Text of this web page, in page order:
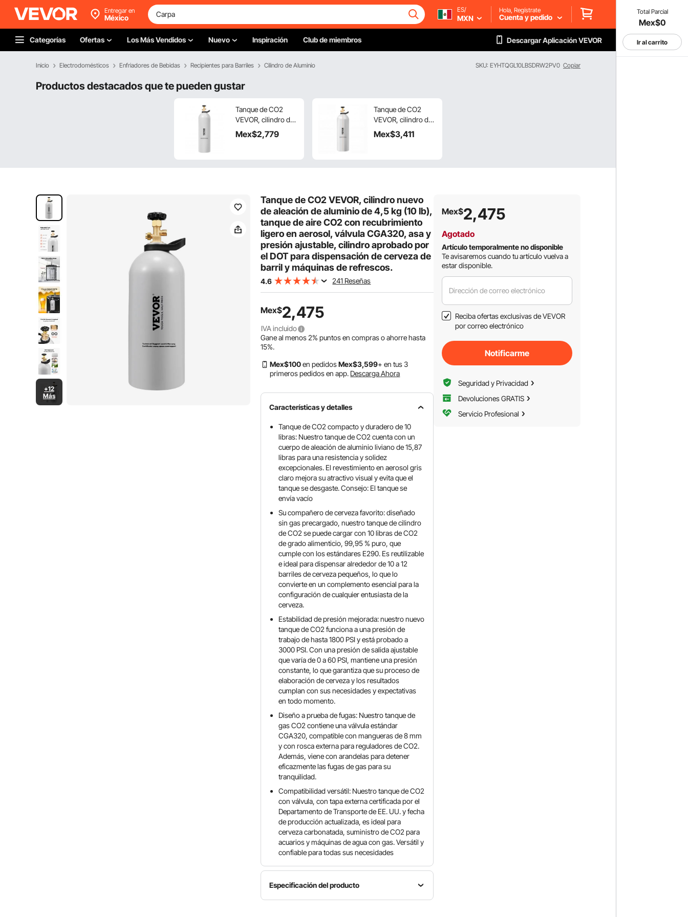
Total Parcial
Mex$0
Ir al carrito
Entregar en
México
ES/
MXN
Hola, Regístrate
Cuenta y pedido
Categorías Ofertas Los Más Vendidos Nuevo Inspiración Club de miembros Descargar Aplicación VEVOR
Inicio Electrodomésticos Enfriadores de Bebidas Recipientes para Barriles Cilindro de Aluminio SKU: EYHTQGL10LBSDRW2PV0 Copiar
Productos destacados que te pueden gustar
Tanque de CO2
VEVOR, cilindro de
aleación de aluminio
nuevo de 15 libras,
manija y presión
ajustable, cilindro
aprobado por DOT
para dispensar
cerveza de barril y
hacer refrescos
Mex$2,779
Tanque de CO2
VEVOR, cilindro de
aleación de aluminio
nuevo de 20 libras,
manija y sifón de
cobre morado,
cilindro aprobado
por DOT para
dispensar cerveza
de barril y hacer
refrescos
Mex$3,411
+12
Más
Tanque de CO2 VEVOR, cilindro nuevo
de aleación de aluminio de 4,5 kg (10 lb),
tanque de aire CO2 con recubrimiento
ligero en aerosol, válvula CGA320, asa y
presión ajustable, cilindro aprobado por
el DOT para dispensación de cerveza de
barril y máquinas de refrescos.
4.6 241 Reseñas
Mex$2,475
IVA incluido
Gane al menos2% puntos en compras o ahorre hasta
15%.
Mex$100en pedidosMex$3,599+ en tus 3
primeros pedidos en app. Descarga Ahora
Características y detalles
Tanque de CO2 compacto y duradero de 10
libras: Nuestro tanque de CO2 cuenta con un
cuerpo de aleación de aluminio liviano de 15,87
libras para una resistencia y solidez
excepcionales. El revestimiento en aerosol gris
claro mejora su atractivo visual y evita que el
tanque se desgaste. Consejo: El tanque se
envía vacío
Su compañero de cerveza favorito: diseñado
sin gas precargado, nuestro tanque de cilindro
de CO2 se puede cargar con 10 libras de CO2
de grado alimenticio, 99,95 % puro, que
cumple con los estándares E290. Es reutilizable
e ideal para dispensar alrededor de 10 a 12
barriles de cerveza pequeños, lo que lo
convierte en un complemento esencial para la
configuración de cualquier entusiasta de la
cerveza.
Estabilidad de presión mejorada: nuestro nuevo
tanque de CO2 funciona a una presión de
trabajo de hasta 1800 PSI y está probado a
3000 PSI. Con una presión de salida ajustable
que varía de 0 a 60 PSI, mantiene una presión
constante, lo que garantiza que su proceso de
elaboración de cerveza y los resultados
cumplan con sus necesidades y expectativas
en todo momento.
Diseño a prueba de fugas: Nuestro tanque de
gas CO2 contiene una válvula estándar
CGA320, compatible con mangueras de 8 mm
y con rosca externa para reguladores de CO2.
Además, viene con arandelas para detener
eficazmente las fugas de gas para su
tranquilidad.
Compatibilidad versátil: Nuestro tanque de CO2
con válvula, con tapa externa certificada por el
Departamento de Transporte de EE. UU. y fecha
de producción actualizada, es ideal para
cerveza carbonatada, suministro de CO2 para
acuarios y máquinas de agua con gas. Versátil y
confiable para todas sus necesidades
Especificación del producto
Mex$2,475
Agotado
Artículo temporalmente no disponible
Te avisaremos cuando tu artículo vuelva a
estar disponible.
Dirección de correo electrónico
Reciba ofertas exclusivas de VEVOR
por correo electrónico
Notificarme
Seguridad y Privacidad
Devoluciones GRATIS
Servicio Profesional